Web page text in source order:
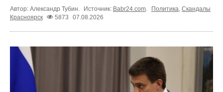
Автор: Александр Тубин. Источник: Babr24.com. Политика, Скандалы
Красноярск
5873 07.08.2026